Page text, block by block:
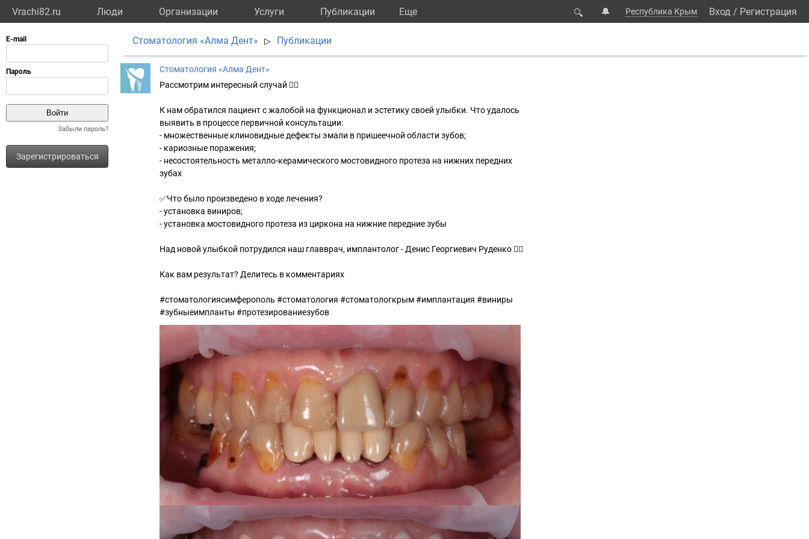
Vrachi82.ru Люди Организации Услуги Публикации Eще 🔍 🔔 Республика Крым Вход / Регистрация
Забыли пароль?
Зарегистрироваться
Стоматология «Алма Дент» ▷ Публикации
Стоматология «Алма Дент»
Рассмотрим интересный случай 👇🏻
К нам обратился пациент с жалобой на функционал и эстетику своей улыбки. Что удалось
выявить в процессе первичной консультации:
- множественные клиновидные дефекты эмали в пришеечной области зубов;
- кариозные поражения;
- несостоятельность металло-керамического мостовидного протеза на нижних передних
зубах
✅Что было произведено в ходе лечения?
- установка виниров;
- установка мостовидного протеза из циркона на нижние передние зубы
Над новой улыбкой потрудился наш главврач, имплантолог - Денис Георгиевич Руденко 👍🏻
Как вам результат? Делитесь в комментариях
#стоматологиясимферополь #стоматология #стоматологкрым #имплантация #виниры
#зубныеимпланты #протезированиезубов